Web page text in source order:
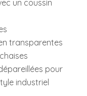
un coussin
transparentes
pour
industriel